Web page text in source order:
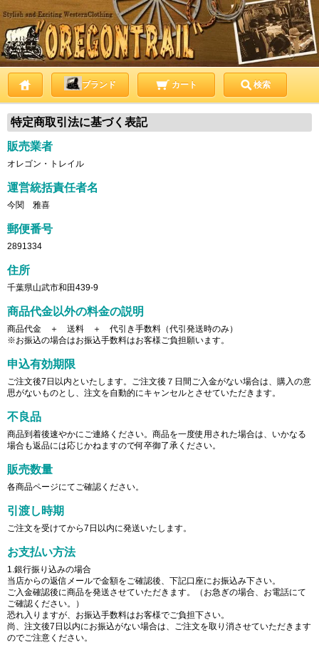
ブランド カート 検索
特定商取引法に基づく表記
販売業者
オレゴン・トレイル
運営統括責任者名
今関 雅喜
郵便番号
2891334
住所
千葉県山武市和田439-9
商品代金以外の料金の説明
商品代金 ＋ 送料 ＋ 代引き手数料（代引発送時のみ）
※お振込の場合はお振込手数料はお客様ご負担願います。
申込有効期限
ご注文後7日以内といたします。ご注文後７日間ご入金がない場合は、購入の意
思がないものとし、注文を自動的にキャンセルとさせていただきます。
不良品
商品到着後速やかにご連絡ください。商品を一度使用された場合は、いかなる
場合も返品には応じかねますので何卒御了承ください。
販売数量
各商品ページにてご確認ください。
引渡し時期
ご注文を受けてから7日以内に発送いたします。
お支払い方法
1.銀行振り込みの場合
当店からの返信メールで金額をご確認後、下記口座にお振込み下さい。
ご入金確認後に商品を発送させていただきます。（お急ぎの場合、お電話にて
ご確認ください。）
恐れ入りますが、お振込手数料はお客様でご負担下さい。
尚、注文後7日以内にお振込がない場合は、ご注文を取り消させていただきます
のでご注意ください。